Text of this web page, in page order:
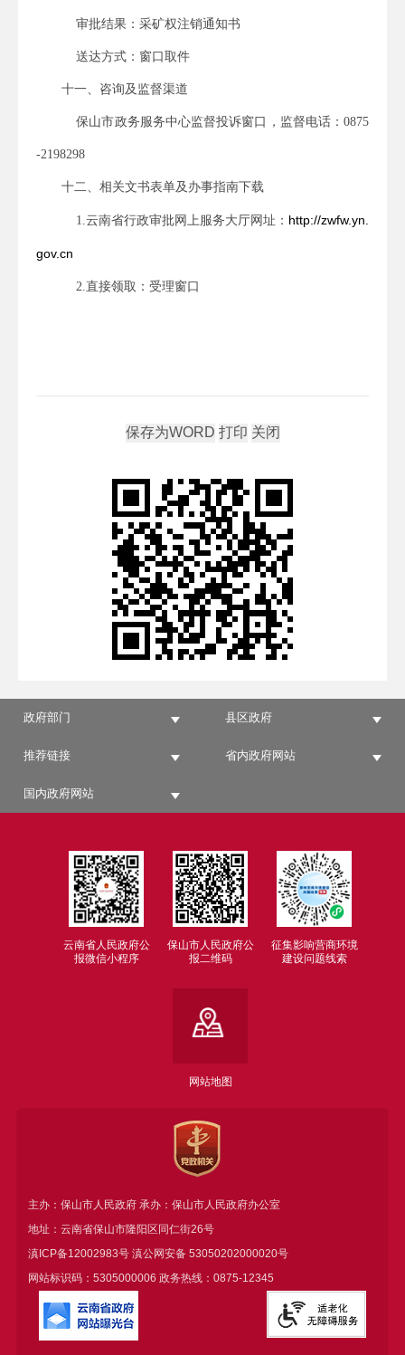
审批结果：采矿权注销通知书
送达方式：窗口取件
十一、咨询及监督渠道
保山市政务服务中心监督投诉窗口，监督电话：0875
-2198298
十二、相关文书表单及办事指南下载
1. 云南省行政审批网上服务大厅网址： http://zwfw.yn.
gov.cn
2. 直接领取：受理窗口
政府部门 县区政府
推荐链接 省内政府网站
国内政府网站
云南省人民政府公
报微信小程序
保山市人民政府公
报二维码
征集影响营商环境
建设问题线索
网站地图
主办：保山市人民政府 承办：保山市人民政府办公室
地址：云南省保山市隆阳区同仁街26号
滇ICP备12002983号滇公网安备 53050202000020号
网站标识码：5305000006 政务热线：0875-12345